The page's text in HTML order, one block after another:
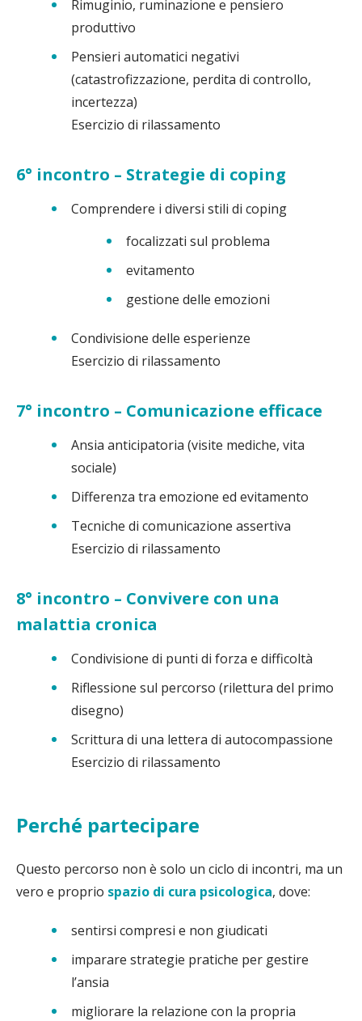
Rimuginio, ruminazione e pensiero
produttivo
Pensieri automatici negativi
(catastrofizzazione, perdita di controllo,
incertezza)
Esercizio di rilassamento
6° incontro – Strategie di coping
Comprendere i diversi stili di coping
focalizzati sul problema
evitamento
gestione delle emozioni
Condivisione delle esperienze
Esercizio di rilassamento
7° incontro – Comunicazione efficace
Ansia anticipatoria (visite mediche, vita
sociale)
Differenza tra emozione ed evitamento
Tecniche di comunicazione assertiva
Esercizio di rilassamento
8° incontro – Convivere con una
malattia cronica
Condivisione di punti di forza e difficoltà
Riflessione sul percorso (rilettura del primo
disegno)
Scrittura di una lettera di autocompassione
Esercizio di rilassamento
Perché partecipare
Questo percorso non è solo un ciclo di incontri, ma un
vero e proprio spazio di cura psicologica, dove:
sentirsi compresi e non giudicati
imparare strategie pratiche per gestire
l’ansia
migliorare la relazione con la propria